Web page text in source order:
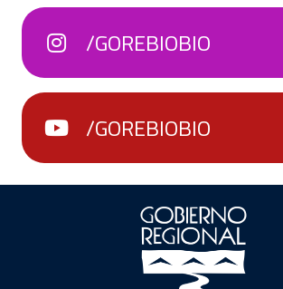
/GOREBIOBIO
/GOREBIOBIO